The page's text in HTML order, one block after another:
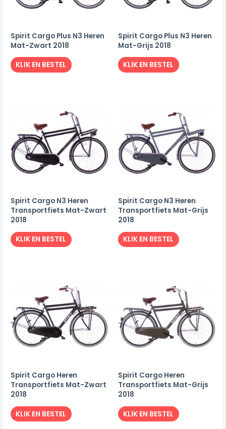
Spirit Cargo Plus N3 Heren
Mat-Zwart 2018
KLIK EN BESTEL
Spirit Cargo Plus N3 Heren
Mat-Grijs 2018
KLIK EN BESTEL
Spirit Cargo N3 Heren
Transportfiets Mat-Zwart
2018
KLIK EN BESTEL
Spirit Cargo N3 Heren
Transportfiets Mat-Grijs
2018
KLIK EN BESTEL
Spirit Cargo Heren
Transportfiets Mat-Zwart
2018
KLIK EN BESTEL
Spirit Cargo Heren
Transportfiets Mat-Grijs
2018
KLIK EN BESTEL